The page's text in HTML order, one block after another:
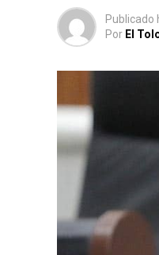
Publicado
Por El